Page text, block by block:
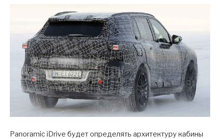
Panoramic iDrive будет определять архитектуру кабины